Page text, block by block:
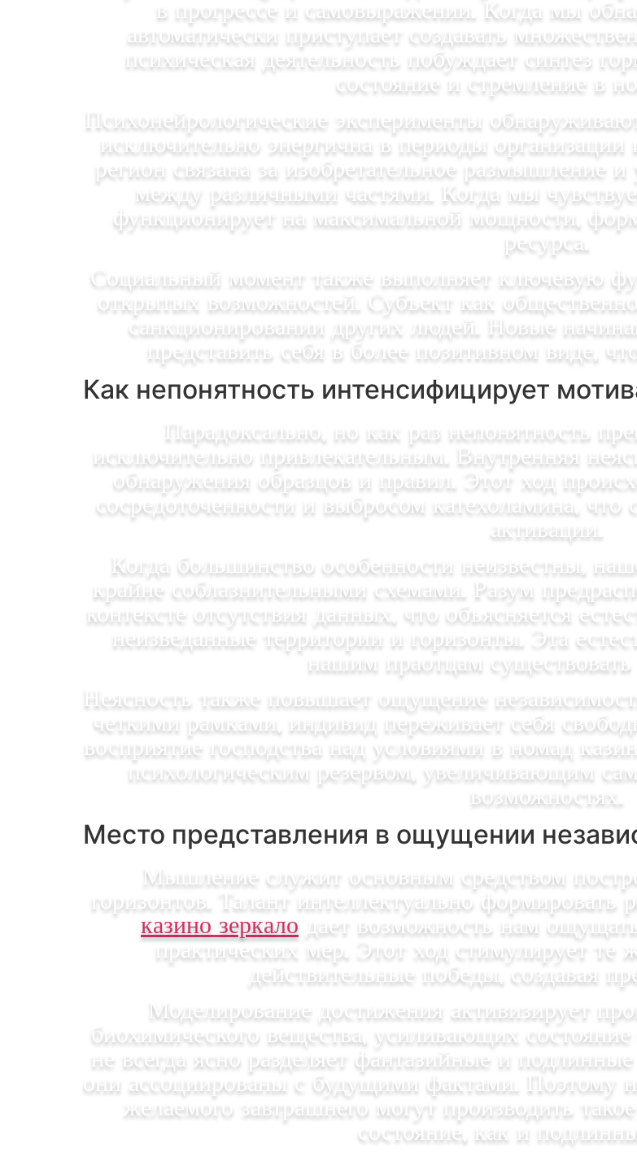
в прогрессе и самовыражении. Когда мы
автоматически приступает создавать
психическая деятельность побуждает синтез
состояние и стремление в
Психонейрологические эксперименты
исключительно энергична в периоды организации
регион связана за изобретательное размышление
между различными частями. Когда мы
функционирует на максимальной мощности,
ресурса.
Социальный момент также выполняет ключевую
открытых возможностей. Субъект как
санкционировании других людей. Новые
представить себя в более позитивном виде,
Как непонятность интенсифицирует
Парадоксально, но как раз непонятность
исключительно привлекательным. Внутренняя
обнаружения образцов и правил. Этот ход
сосредоточенности и выбросом катехоламина,
активации.
Когда большинство особенности неизвестны,
крайне соблазнительными схемами. Разум
контексте отсутствия данных, что объясняется
неизведанные территории и горизонты. Эта
нашим праотцам существовать
Неясность также повышает ощущение
четкими рамками, индивид переживает себя
восприятие господства над условиями в номад
психологическим резервом, увеличивающим
возможностях.
Место представления в ощущении
Мышление служит основным средством
горизонтов. Талант интеллектуально формировать
казино зеркало дает возможность нам
практических мер. Этот ход стимулирует те
действительные победы, создавая
Моделирование достижения активизирует
биохимического вещества, усиливающих
не всегда ясно разделяет фантазийные и
они ассоциированы с будущими фактами. Поэтому
желаемого завтрашнего могут производить
состояние, как и